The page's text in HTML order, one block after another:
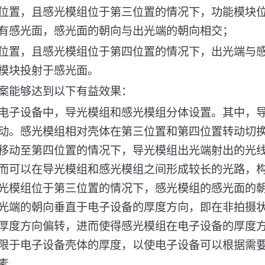
置，且感光模组位于第三位置的情况下，功能模块
感光面，感光面的朝向与出光端的朝向相交；
置，且感光模组位于第四位置的情况下，出光端与
块投射于感光面。
能够达到以下有益效果：
子设备中，导光模组和感光模组分体设置。其中，
。感光模组相对壳体在第三位置和第四位置转动切
动至第四位置的情况下，导光模组出光端射出的光
可以在导光模组和感光模组之间形成较长的光路，
模组位于第三位置的情况下，感光模组的感光面的
端的朝向垂直于电子设备的厚度方向，即在非拍摄
度方向偏转，进而使得感光模组在电子设备的厚度
于电子设备壳体的厚度，以使电子设备可以根据需